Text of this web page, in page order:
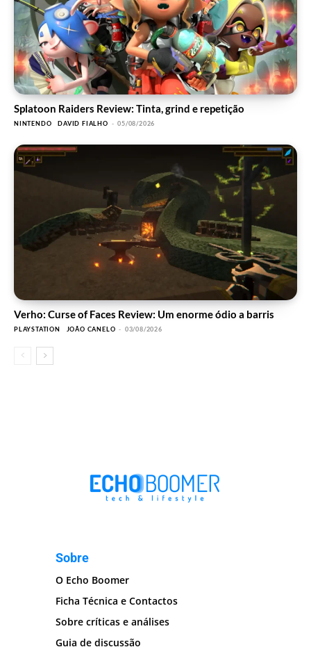
Splatoon Raiders Review: Tinta, grind e repetição
NINTENDO DAVID FIALHO - 05/08/2026
Verho: Curse of Faces Review: Um enorme ódio a barris
PLAYSTATION JOÃO CANELO - 03/08/2026
Sobre
O Echo Boomer
Ficha Técnica e Contactos
Sobre críticas e análises
Guia de discussão